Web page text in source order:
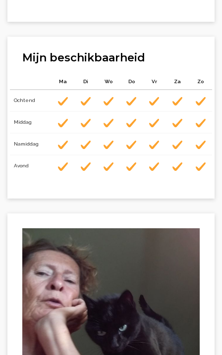
Mijn beschikbaarheid
Ma Di Wo Do Vr Za Zo
Ochtend
Middag
Namiddag
Avond